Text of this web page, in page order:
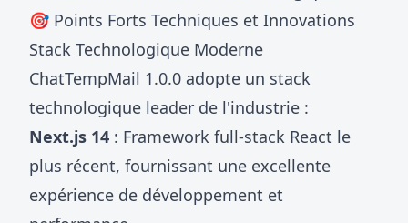
🎯 Points Forts Techniques et Innovations
Stack Technologique Moderne
ChatTempMail 1.0.0 adopte un stack
technologique leader de l'industrie :
Next.js 14 : Framework full-stack React le
plus récent, fournissant une excellente
expérience de développement et